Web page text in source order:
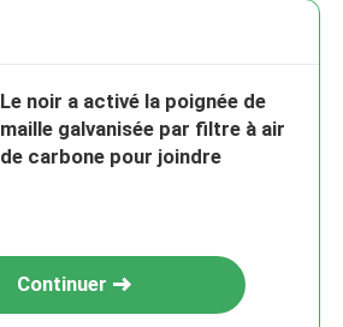
Le noir a activé la poignée de
maille galvanisée par filtre à air
de carbone pour joindre
Continuer